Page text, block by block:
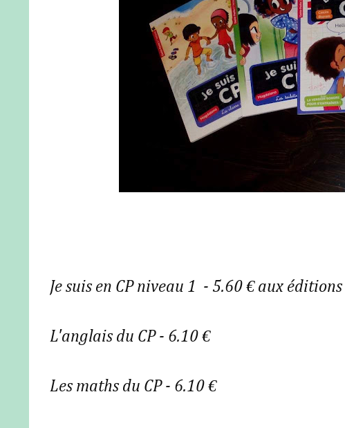
Je suis en CP niveau 1 - 5.60 € aux éditions
L'anglais du CP - 6.10 €
Les maths du CP - 6.10 €